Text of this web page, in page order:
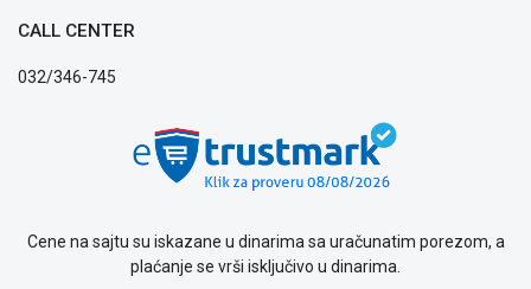
CALL CENTER
032/346-745
Cene na sajtu su iskazane u dinarima sa uračunatim porezom, a
plaćanje se vrši isključivo u dinarima.